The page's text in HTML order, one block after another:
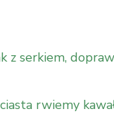
z serkiem,
rwiemy